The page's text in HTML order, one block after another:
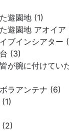
遊園地 (1)
遊園地 アオイア
ブインシアター
(3)
が腕に付けてい
ラアンテナ (6)
(2)